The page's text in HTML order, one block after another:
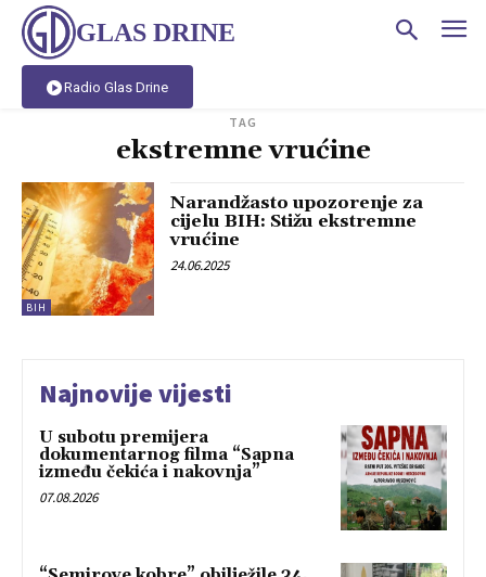
GLAS DRINE
Radio Glas Drine
TAG
ekstremne vrućine
BIH
Narandžasto upozorenje za
cijelu BIH: Stižu ekstremne
vrućine
24.06.2025
Najnovije vijesti
U subotu premijera
dokumentarnog filma “Sapna
između čekića i nakovnja”
07.08.2026